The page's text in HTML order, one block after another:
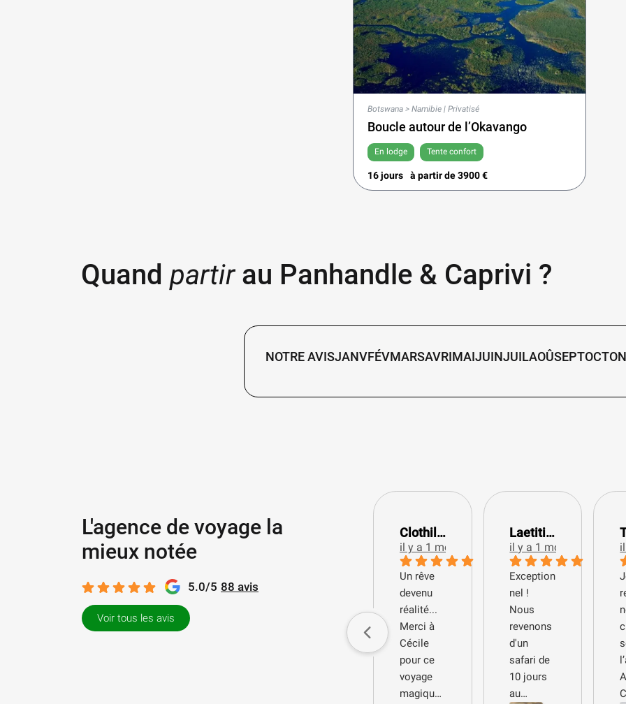
Botswana > Namibie | Privatisé
Boucle autour de l’Okavango
En lodge Tente confort
16 jours à partir de3900€
Quand partirau Panhandle & Caprivi ?
NOTRE AVISJANVFÉVMARSAVRIMAIJUINJUILAOÛSEPTOCTO
L'agence de voyage la
mieux notée
5.0/5 88 avis
Voir tous les avis
Clothilde P.
il y a 1 mois
​Un rêve
devenu
réalité...
Merci à
Cécile
pour ce
voyage
magique !
Laetitia C.
il y a 1 mois
Exception
nel !
Nous
revenons
d'un
safari de
10 jours
au